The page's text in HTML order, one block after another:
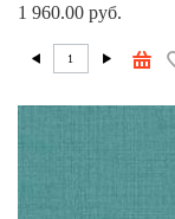
1 960.00 руб.